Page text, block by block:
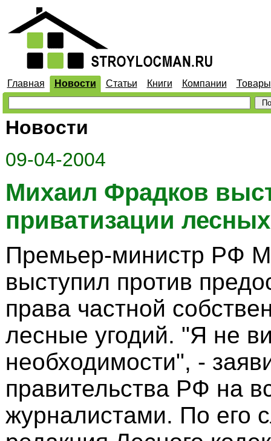
Главная Новости Статьи Книги Компании Товары
Новости
09-04-2004
Михаил Фрадков
приватизации
Премьер-министр РФ
выступил против
права частной
лесные угодий. "Я не
необходимости", -
правительства РФ на
журналистами. По его